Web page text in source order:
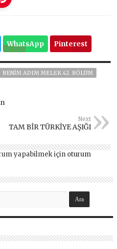
WhatsApp Pinterest
BENIM ADIM MELEK 42. BÖLÜM
Next
TAM BİR TÜRKİYE AŞIĞI
yapabilmek için oturum